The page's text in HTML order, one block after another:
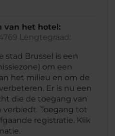
van het hotel:
Lengtegraad:
stad Brussel is een
om een
het milieu en om de
Er is nu een
die de toegang van
Toegang tot
registratie. Klik